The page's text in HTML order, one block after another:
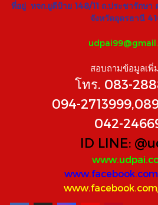
ที่อยู่ หจก.ยูดีป้าย 148/11 ถ.ประชารักษา
จังหวัดอุดรธานี
สอบถามข้อมูลเพิ่
โทร. 083-
094-
042-
ID LINE: